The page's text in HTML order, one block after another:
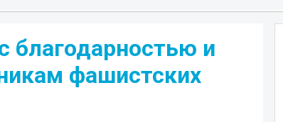
благодарностью и
фашистских